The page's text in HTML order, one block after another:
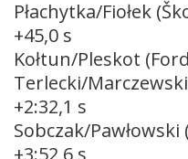
Płachytka/Fiołek
+45,0 s
Kołtun/Pleskot
Terlecki/
+2:32,1 s
Sobczak/Pawłowski
+3:52,6 s